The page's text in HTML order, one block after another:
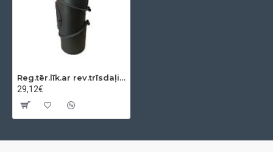
Reg.tēr.līk.ar rev.trīsdaļigs 0-90º Ø180x2mm
29,12€